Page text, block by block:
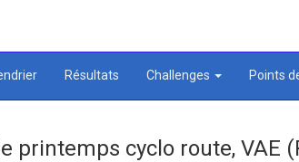
Résultats Challenges Points
printemps cyclo route, VAE